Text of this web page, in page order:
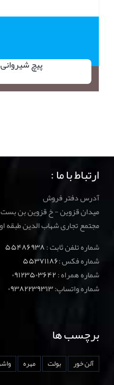
پیچ
ارتباط با ما :
آدرس دفتر فروش
میدان قزوین - خ قزوین بن بست
مجتمع تجاری شهاب الدین طبقه اول
شماره تلفن ثابت :۵۵۴۸۶۹۳۸
شماره فکس :۵۵۳۷۱۱۸۶
شماره همراه :۰۹۱۲۳۵۰۳۶۴۲
شماره واتساپ:۰۹۳۸۲۲۳۹۳۱۳
برچسب ها
آلن خور بولت مهره